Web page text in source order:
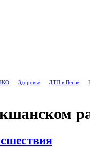
Здоровье ДТП в Пензе